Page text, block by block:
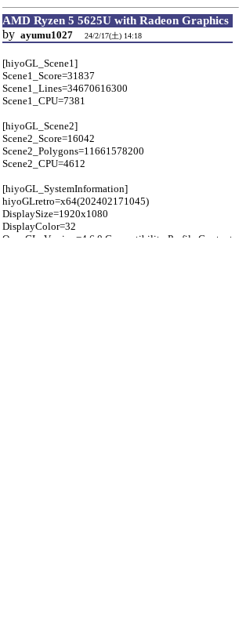
AMD Ryzen 5 5625U with Radeon Graphics
by ayumu1027 24/2/17(土) 14:18
[hiyoGL_Scene1]
Scene1_Score=31837
Scene1_Lines=34670616300
Scene1_CPU=7381
[hiyoGL_Scene2]
Scene2_Score=16042
Scene2_Polygons=11661578200
Scene2_CPU=4612
[hiyoGL_SystemInformation]
hiyoGLretro=x64(202402171045)
DisplaySize=1920x1080
DisplayColor=32
OpenGL_Version=4.6.0 Compatibility Profile Context